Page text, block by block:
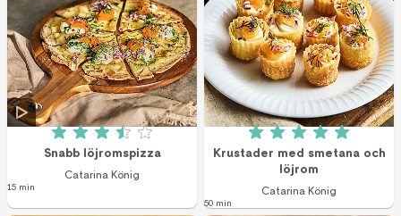
Betyg: 3.5 av 5 (25 röster)
Snabb löjromspizza
Catarina König
15 min
Betyg: 5 av 5 (9
Krustader med smetana och
löjrom
Catarina König
50 min